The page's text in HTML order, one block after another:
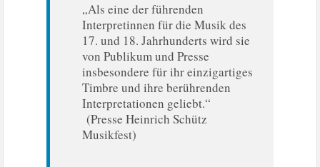
„Als eine der führenden
Interpretinnen für die Musik des
17. und 18. Jahrhunderts wird sie
von Publikum und Presse
insbesondere für ihr einzigartiges
Timbre und ihre berührenden
Interpretationen geliebt.“
(Presse Heinrich Schütz
Musikfest)